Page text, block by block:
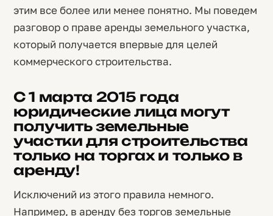
этим все более или менее понятно. Мы поведем
разговор о праве аренды земельного участка,
который получается впервые для целей
коммерческого строительства.
C 1 марта 2015 года
юридические лица могут
получить земельные
участки для строительства
только на торгах и только в
аренду!
Исключений из этого правила немного.
Например, в аренду без торгов земельные